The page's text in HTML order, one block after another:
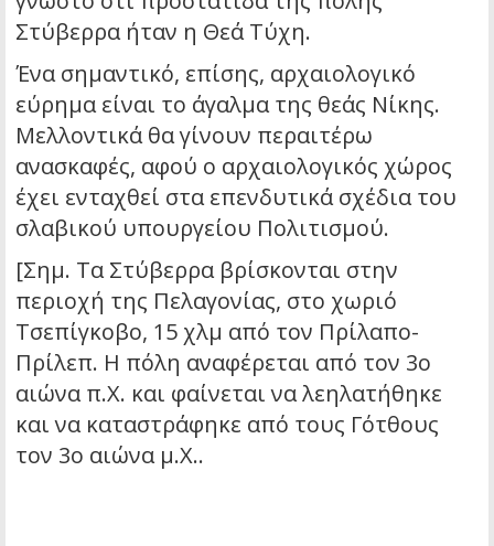
Στύβερρα ήταν η Θεά Τύχη.
Ένα σημαντικό, επίσης, αρχαιολογικό
εύρημα είναι το άγαλμα της θεάς Νίκης.
Μελλοντικά θα γίνουν περαιτέρω
ανασκαφές, αφού ο αρχαιολογικός χώρος
έχει ενταχθεί στα επενδυτικά σχέδια του
σλαβικού υπουργείου Πολιτισμού.
[Σημ. Τα Στύβερρα βρίσκονται στην
περιοχή της Πελαγονίας, στο χωριό
Τσεπίγκοβο, 15 χλμ από τον Πρίλαπο-
Πρίλεπ. Η πόλη αναφέρεται από τον 3ο
αιώνα π.Χ. και φαίνεται να λεηλατήθηκε
και να καταστράφηκε από τους Γότθους
τον 3ο αιώνα μ.Χ..